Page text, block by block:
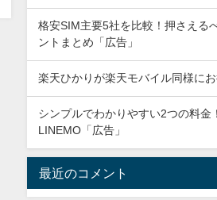
格安SIM主要5社を比較！押さえる
ントまとめ「広告」
楽天ひかりが楽天モバイル同様に
シンプルでわかりやすい2つの料金！
LINEMO「広告」
最近のコメント